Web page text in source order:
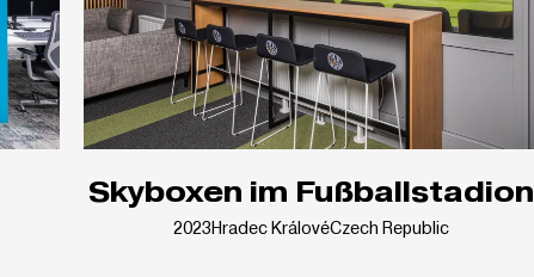
Skyboxen im Fußballstadion
2023Hradec KrálovéCzech Republic